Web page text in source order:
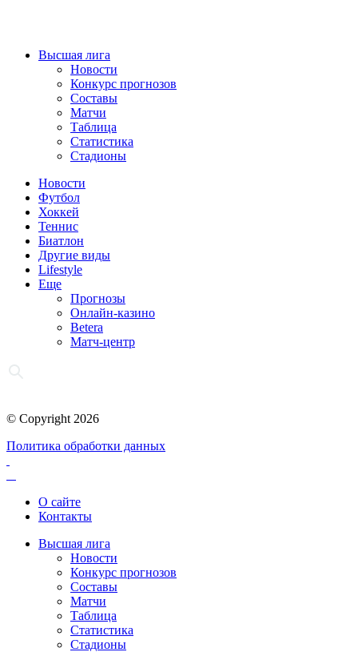
Высшая лига
Новости
Конкурс прогнозов
Составы
Матчи
Таблица
Статистика
Стадионы
Новости
Футбол
Хоккей
Теннис
Биатлон
Другие виды
Lifestyle
Еще
Прогнозы
Онлайн-казино
Betera
Матч-центр
© Copyright 2026
Политика обработки данных
О сайте
Контакты
Высшая лига
Новости
Конкурс прогнозов
Составы
Матчи
Таблица
Статистика
Стадионы